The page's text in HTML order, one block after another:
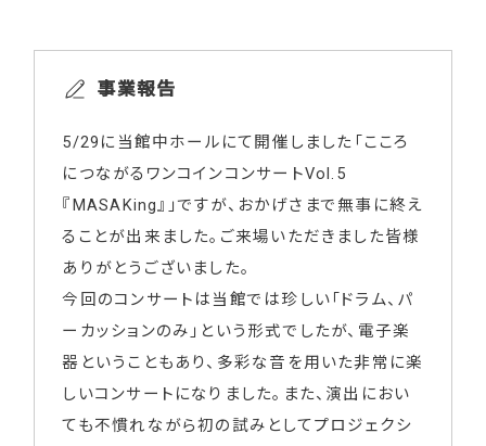
事業報告
5/29に当館中ホールにて開催しました「こころ
につながるワンコインコンサートVol.5
『MASAKing』」ですが、おかげさまで無事に終え
ることが出来ました。ご来場いただきました皆様
ありがとうございました。
今回のコンサートは当館では珍しい「ドラム、パ
ーカッションのみ」という形式でしたが、電子楽
器ということもあり、多彩な音を用いた非常に楽
しいコンサートになりました。また、演出におい
ても不慣れながら初の試みとしてプロジェクシ